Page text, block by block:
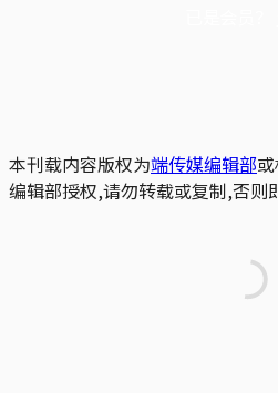
本刊载内容版权为端传媒编辑部
编辑部授权,请勿转载或复制,否则